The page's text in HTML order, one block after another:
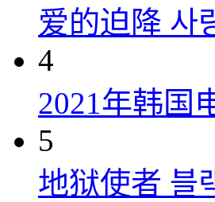
爱的迫降 사
4
2021年韩国
5
地狱使者 블